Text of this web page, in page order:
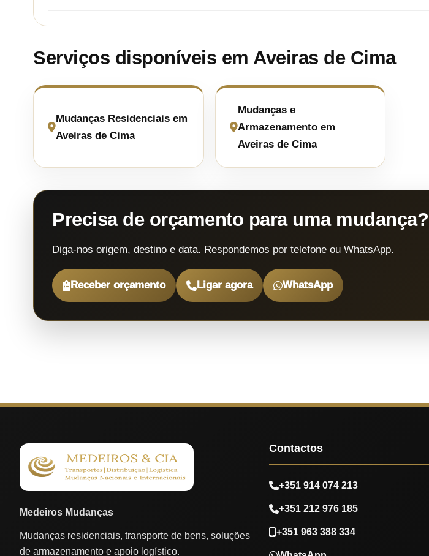
Serviços disponíveis em Aveiras de Cima
Mudanças Residenciais em
Aveiras de Cima
Mudanças e
Armazenamento em
Aveiras de Cima
Precisa de orçamento para uma mudança?
Diga-nos origem, destino e data. Respondemos por telefone ou WhatsApp.
Receber orçamento Ligar agora WhatsApp
Medeiros Mudanças
Mudanças residenciais, transporte de bens, soluções
de armazenamento e apoio logístico.
Contactos
+351 914 074 213
+351 212 976 185
+351 963 388 334